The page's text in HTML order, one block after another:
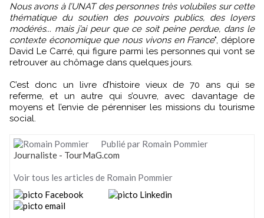
Nous avons à l’UNAT des personnes très volubiles sur cette
thématique du soutien des pouvoirs publics, des loyers
modérés... mais j’ai peur que ce soit peine perdue, dans le
contexte économique que nous vivons en France", déplore
David Le Carré, qui figure parmi les personnes qui vont se
retrouver au chômage dans quelques jours.
C’est donc un livre d’histoire vieux de 70 ans qui se
referme, et un autre qui s’ouvre, avec davantage de
moyens et l’envie de pérenniser les missions du tourisme
social.
Publié par Romain Pommier
Journaliste - TourMaG.com
Voir tous les articles de Romain Pommier